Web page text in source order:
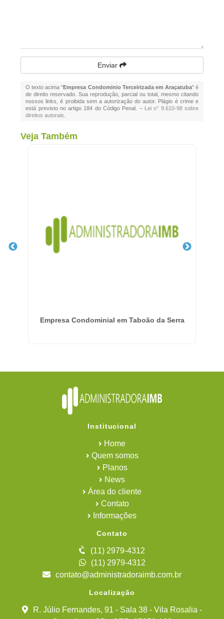
Enviar
O texto acima "Empresa Condominio Terceirizada em Araçatuba" é
de direito reservado. Sua reprodução, parcial ou total, mesmo citando
nossos links, é proibida sem a autorização do autor. Plágio é crime e
está previsto no artigo 184 do Código Penal. – Lei n° 9.610-98 sobre
direitos autorais
Veja Também
Empresa Condominial em Taboão da Serra
Institucional
Home
Quem somos
Planos
News
Área do cliente
Contato
Informações
Contato
(11) 2979-4312
(11) 2979-4312
contato@administradoraimb.com.br
Localização
R. Júlio Fernandes, 91 - Sala 38 - Vila Rosalia -